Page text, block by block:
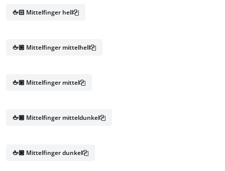
🖕🏻 Mittelfinger hell
🖕🏼 Mittelfinger mittelhell
🖕🏽 Mittelfinger mittel
🖕🏾 Mittelfinger mitteldunkel
🖕🏿 Mittelfinger dunkel